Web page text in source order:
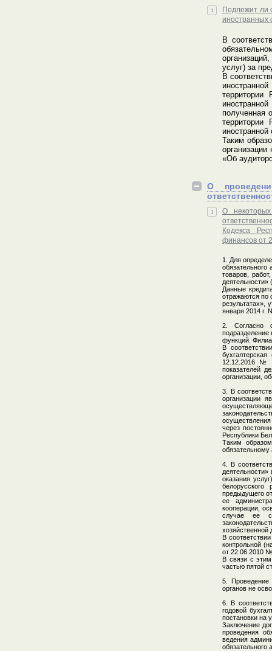
1
Подлежит ли
иностранных
В
услуг) за
В
территории
полученная
территории
Таким
«Об
О
1
О
Кодекса
финансов от
1. Для
обязательного
товаров,
деятельности»
Данные
отражаются по
результатах»,
января 2014 г.
2. Согласно
функций.
В
12.12.2016 №
показателей
организации,
3. В
организации
осуществления
через
Республики
Таким
обязательному
4. В
оказания
предыдущего
ее
кооперации,
случае ее
хозяйственной
В
контрольной
от 22.06.2010
В связи с этим
частью пятой
5. Проведение
органов не
6. В
годовой
постановки на
Заключение
проведения
ведения
обязательного